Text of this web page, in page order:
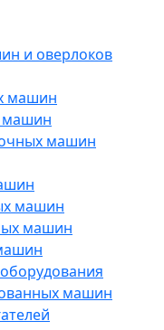
и оверлоков
машин
машин
машин
машин
машин
машин